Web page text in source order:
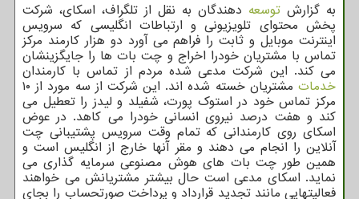
به گزارش توسعه دهندگان به نقل از تلگراف، اسکای، شرکت
پخش محتوای تلویزیونی و ارتباطات انگلیسی که سرویس
اینترنت موبایل و ثابت را فراهم می آورد دو هزار کارمند مرکز
تماس با مشتریان خودرا اخراج و چت بات ها را جایگزینشان
می کند. این شرکت مدعی شده مردم از تماس با کارمندان
خدمات مشتریان خسته شده اند. این شرکت از سه مورد از ۱۰
مرکز تماس خود در استوک پورت، شفیلد و لیدز را تعطیل می
کند و هفت درصد نیروی انسانی خودرا می کاهد. در عوض
اسکای روی کارمندانی که تمام وقت سرویس پشتیبانی چت
آنلاین را انجام می دهند و مقر آنها خارج از انگلیس است و
همین طور چت بات های هوش مصنوعی سرمایه گذاری می
نماید. اسکای مدعی است حال بیشتر مشتریانش می خواهند
فعالیتهایی مانند تجدید قرارداد و پرداخت صورتحساب را بجای